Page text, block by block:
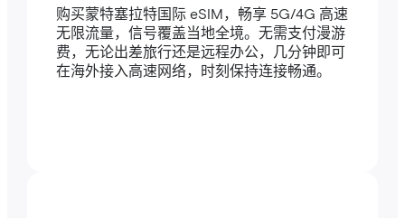
购买蒙特塞拉特国际 eSIM，畅享 5G/4G 高速
无限流量，信号覆盖当地全境。无需支付漫游
费，无论出差旅行还是远程办公，几分钟即可
在海外接入高速网络，时刻保持连接畅通。